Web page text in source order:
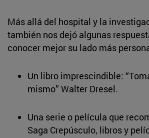
Más allá del hospital y la
también nos dejó algunas
conocer mejor su lado más
Un libro imprescindible:
mismo” Walter Dresel.
Una serie o película que
Saga Crepúsculo, libros y